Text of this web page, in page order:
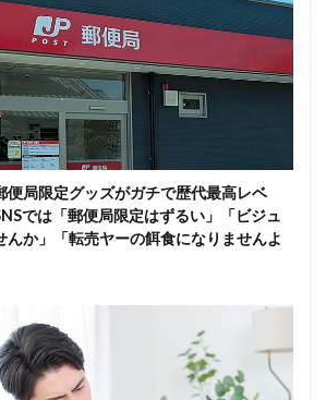
便局限定グッズがガチで歴代最高レベ
では「郵便局限定はずるい」「ビジュ
んか」「転売ヤーの餌食になりませんよ